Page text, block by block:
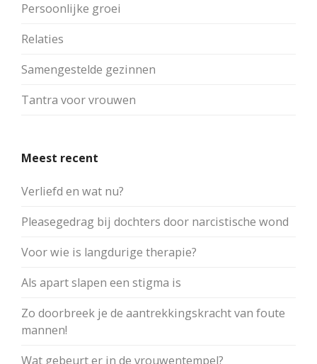
Persoonlijke groei
Relaties
Samengestelde gezinnen
Tantra voor vrouwen
Meest recent
Verliefd en wat nu?
Pleasegedrag bij dochters door narcistische wond
Voor wie is langdurige therapie?
Als apart slapen een stigma is
Zo doorbreek je de aantrekkingskracht van foute
mannen!
Wat gebeurt er in de vrouwentempel?